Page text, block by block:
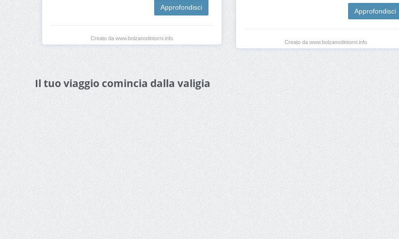
Approfondisci
Creato da www.bolzanodintorni.info
Approfondisci
Creato da www.bolzanodintorni.info
Il tuo viaggio comincia dalla valigia